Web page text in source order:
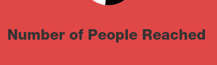
Number of People Reached